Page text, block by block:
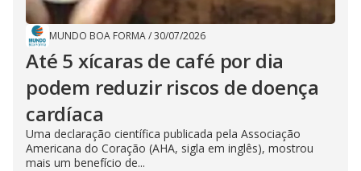
MUNDO BOA FORMA/30/07/2026
Até 5 xícaras de café por dia
podem reduzir riscos de doença
cardíaca
Uma declaração científica publicada pela Associação
Americana do Coração (AHA, sigla em inglês), mostrou
mais um benefício de...